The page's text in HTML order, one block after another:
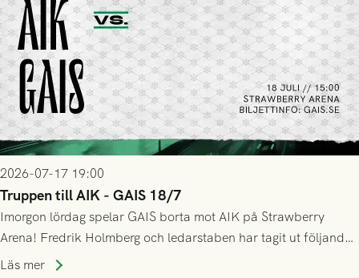
2026-07-17 19:00
Truppen till AIK - GAIS 18/7
Imorgon lördag spelar GAIS borta mot AIK på Strawberry
Arena! Fredrik Holmberg och ledarstaben har tagit ut följande
trupp till matchen:
Läs mer